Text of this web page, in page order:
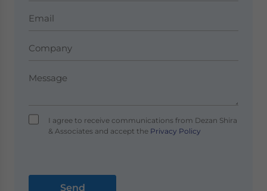
I agree to receive communications from Dezan Shira
& Associates and accept thePrivacy Policy